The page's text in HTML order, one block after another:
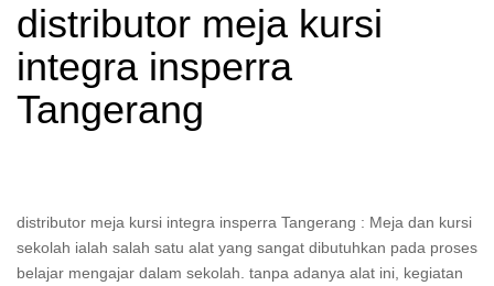
distributor meja kursi
integra insperra
Tangerang
distributor meja kursi integra insperra Tangerang : Meja dan kursi
sekolah ialah salah satu alat yang sangat dibutuhkan pada proses
belajar mengajar dalam sekolah. tanpa adanya alat ini, kegiatan